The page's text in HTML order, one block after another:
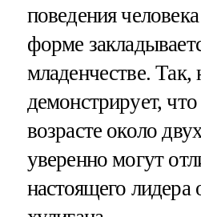
поведения
форме
младенчестве. Так,
демонстрирует,
возрасте около
уверенно могут
настоящего лидера